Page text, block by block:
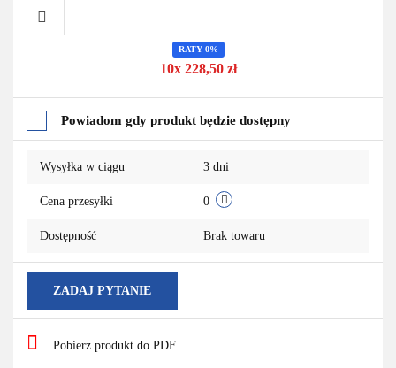
RATY 0%
10x 228,50 zł
Powiadom gdy produkt będzie dostępny
Wysyłka w ciągu 3 dni
Cena przesyłki 0
Dostępność Brak towaru
ZADAJ PYTANIE
Pobierz produkt do PDF